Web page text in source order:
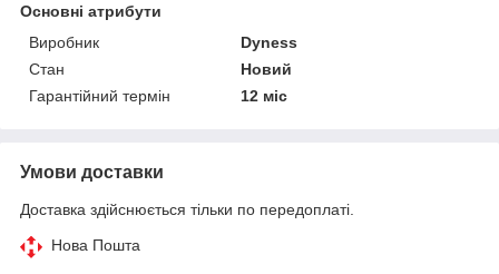
Основні атрибути
Виробник
Dyness
Стан
Новий
Гарантійний термін
12 міс
Умови доставки
Доставка здійснюється тільки по передоплаті.
Нова Пошта